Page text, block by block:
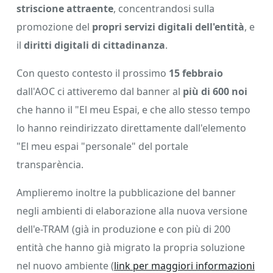
striscione attraente, concentrandosi sulla
promozione del propri servizi digitali dell'entità, e
il diritti digitali di cittadinanza.
Con questo contesto il prossimo 15 febbraio
dall'AOC ci attiveremo dal banner al più di 600 noi
che hanno il "El meu Espai, e che allo stesso tempo
lo hanno reindirizzato direttamente dall'elemento
"El meu espai "personale" del portale
transparència.
Amplieremo inoltre la pubblicazione del banner
negli ambienti di elaborazione alla nuova versione
dell'e-TRAM (già in produzione e con più di 200
entità che hanno già migrato la propria soluzione
nel nuovo ambiente (link per maggiori informazioni